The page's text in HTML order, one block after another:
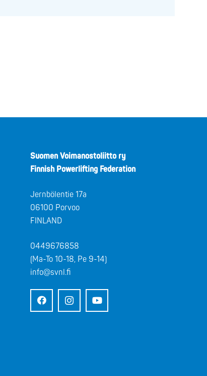
Suomen Voimanostoliitto ry
Finnish Powerlifting Federation
Jernbölentie 17a
06100 Porvoo
FINLAND
0449676858
(Ma-To 10-18, Pe 9-14)
info@svnl.fi